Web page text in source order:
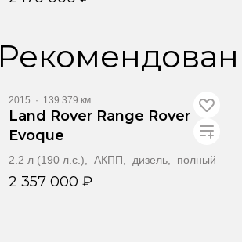
Видео
2015 · 139 379 км
Land Rover Range Rover
Evoque
2.2 л (190 л.с.), АКПП, дизель, полный
2 357 000 ₽